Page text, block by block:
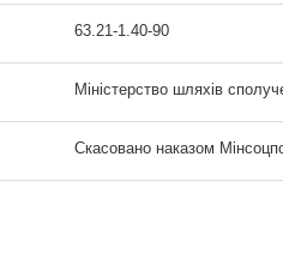
63.21-1.40-90
Міністерство шляхів
Скасовано наказом